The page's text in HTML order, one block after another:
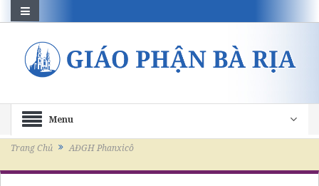
Menu
Trang Chủ AĐGH Phanxicô